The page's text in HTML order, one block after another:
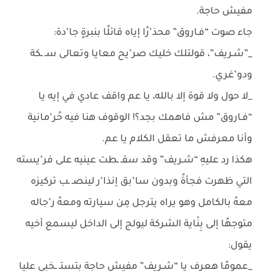
مفيش حاجة.
جاء صوت “فـاروق” محذ’رًا إياه قائلًا بنبرةٍ جا’دة:
_”شـريف”، قولتلك خليك صر’يح معايا وتعالى سـ ـكة
ودو’غري.
_لا حول ولا قوة إلا بالله، يا عم واقف عادي في إيه يا
“فـاروق” مش فاهمك بجد؟! الوقوف هنا فيه حُر’مانية
وأنا معرفش ما تعقل الكلام يا عم.
هكذا رد عليهِ “شـريف” وقد سقـ ـطت عينيه على فر’يسته
التي ظهرت فجأةً وبدون سا’بق إنذا’ر لينصـ ـب تركيزه
معهُ بالكامل وهو يراه يترجل مِن سيارته ومعهُ ر’جاله
متوجهًا إلى بِنْاية الشركة ليولج إلى الداخل ليسمع أخيه
يقول:
_عمومًا هعرف يا “شـريف” مفيش حاجة بتستـ ـخبى عليا